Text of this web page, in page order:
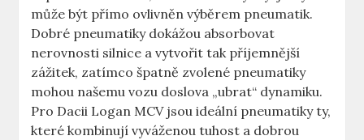
může být přímo ovlivněn výběrem pneumatik.
Dobré pneumatiky dokážou absorbovat
nerovnosti silnice a vytvořit tak příjemnější
zážitek, zatímco špatně zvolené pneumatiky
mohou našemu vozu doslova „ubrat“ dynamiku.
Pro Dacii Logan MCV jsou ideální pneumatiky ty,
které kombinují vyváženou tuhost a dobrou